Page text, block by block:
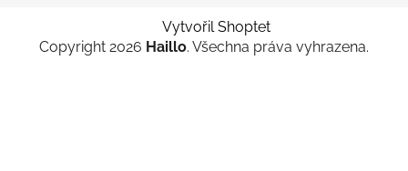
Vytvořil Shoptet
Copyright 2026 Haillo. Všechna práva vyhrazena.